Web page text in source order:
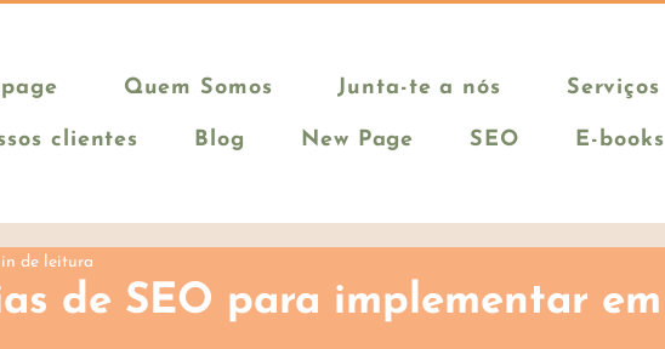
Quem Somos Junta-te a nós Serviços
clientes Blog New Page SEO E-books
de SEO para implementar em
de leitura